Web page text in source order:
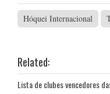
Hóquei Internacional
Related:
Lista de clubes vencedores